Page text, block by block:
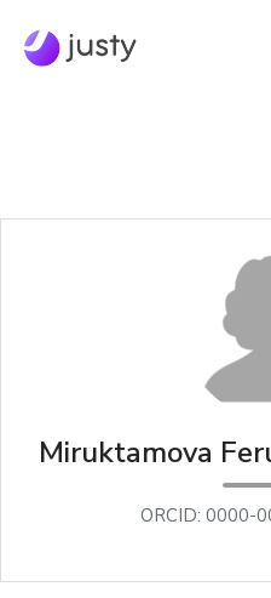
Miruktamova
ORCID: 0000-